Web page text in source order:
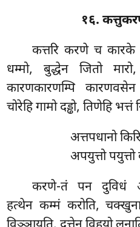
१६.
कत्तरि करणे च कारके
धम्मो, बुद्धेन जितो
कारणकारणम्पि
चोरेहि गामो दड्ढो, तिणेहि भत्तं
अत्तपधानो
अपयुत्तो
करणे-तं पन दुविधं
हत्थेन कम्मं करोति,